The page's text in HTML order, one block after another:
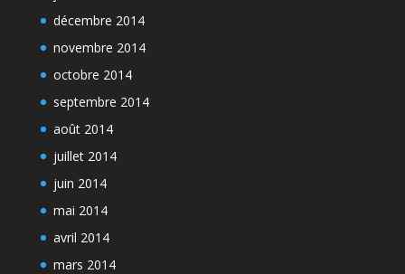
décembre 2014
novembre 2014
octobre 2014
septembre 2014
août 2014
juillet 2014
juin 2014
mai 2014
avril 2014
mars 2014